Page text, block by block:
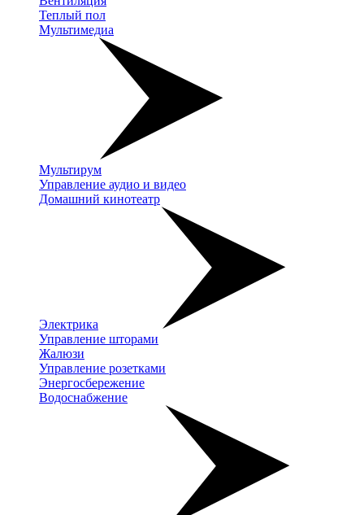
Теплый пол
Мультимедиа
Мультирум
Управление аудио и видео
Домашний кинотеатр
Электрика
Управление шторами
Жалюзи
Управление розетками
Энергосбережение
Водоснабжение